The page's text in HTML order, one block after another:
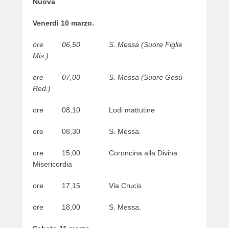
Nuova
Venerdì 10 marzo.
ore 06,50 S. Messa (Suore Figlie
Mis.)
ore 07,00 S. Messa (Suore Gesù
Red.)
ore 08,10 Lodi mattutine
ore 08,30 S. Messa.
ore 15,00 Coroncina alla Divina
Misericordia
ore 17,15 Via Crucis
ore 18,00 S. Messa.